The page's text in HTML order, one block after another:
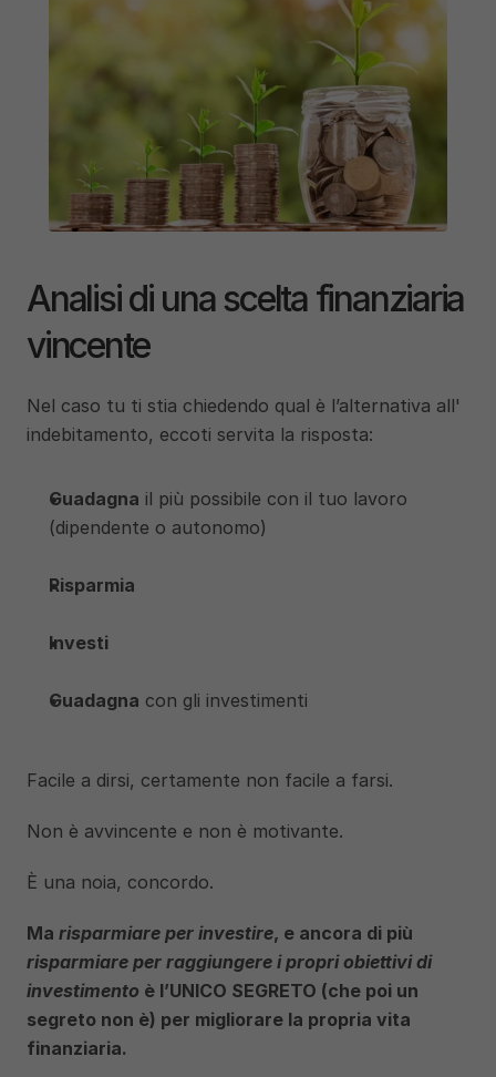
Analisi di una scelta finanziaria
vincente
Nel caso tu ti stia chiedendo qual è l’alternativa all'
indebitamento, eccoti servita la risposta:
Guadagna il più possibile con il tuo lavoro
(dipendente o autonomo)
Risparmia
Investi
Guadagna con gli investimenti
Facile a dirsi, certamente non facile a farsi.
Non è avvincente e non è motivante.
È una noia, concordo.
Ma risparmiare per investire
risparmiare per raggiungere i propri obiettivi di
investimento è l’UNICO SEGRETO (che poi un
segreto non è) per migliorare la propria vita
finanziaria.